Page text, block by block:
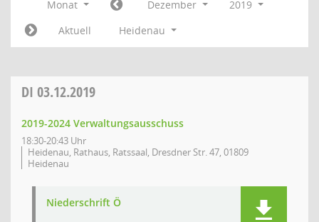
Monat Dezember
2019
Aktuell
Heidenau
DI 03.12.2019
2019-2024 Verwaltungsausschuss
18:30-20:43 Uhr
Heidenau, Rathaus, Ratssaal, Dresdner Str. 47, 01809
Heidenau
Niederschrift Ö